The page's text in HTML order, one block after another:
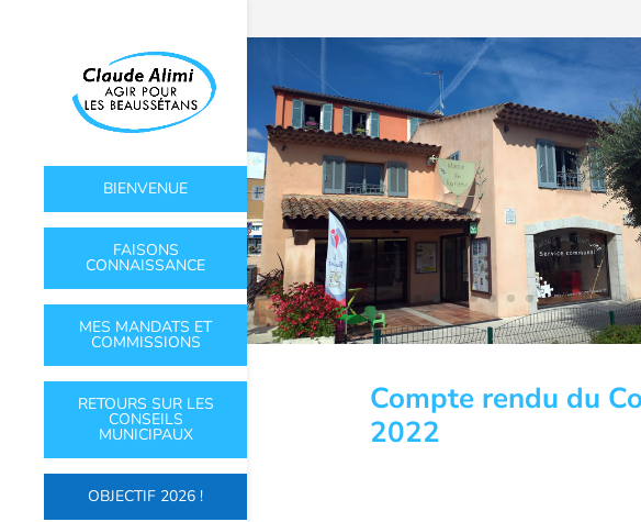
BIENVENUE
FAISONS
CONNAISSANCE
MES MANDATS ET
COMMISSIONS
RETOURS SUR LES
CONSEILS
MUNICIPAUX
OBJECTIF 2026 !
Compte rendu du
2022